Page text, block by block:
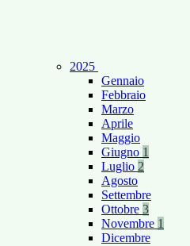
2025
Gennaio
Febbraio
Marzo
Aprile
Maggio
Giugno 1
Luglio 2
Agosto
Settembre
Ottobre 3
Novembre 1
Dicembre